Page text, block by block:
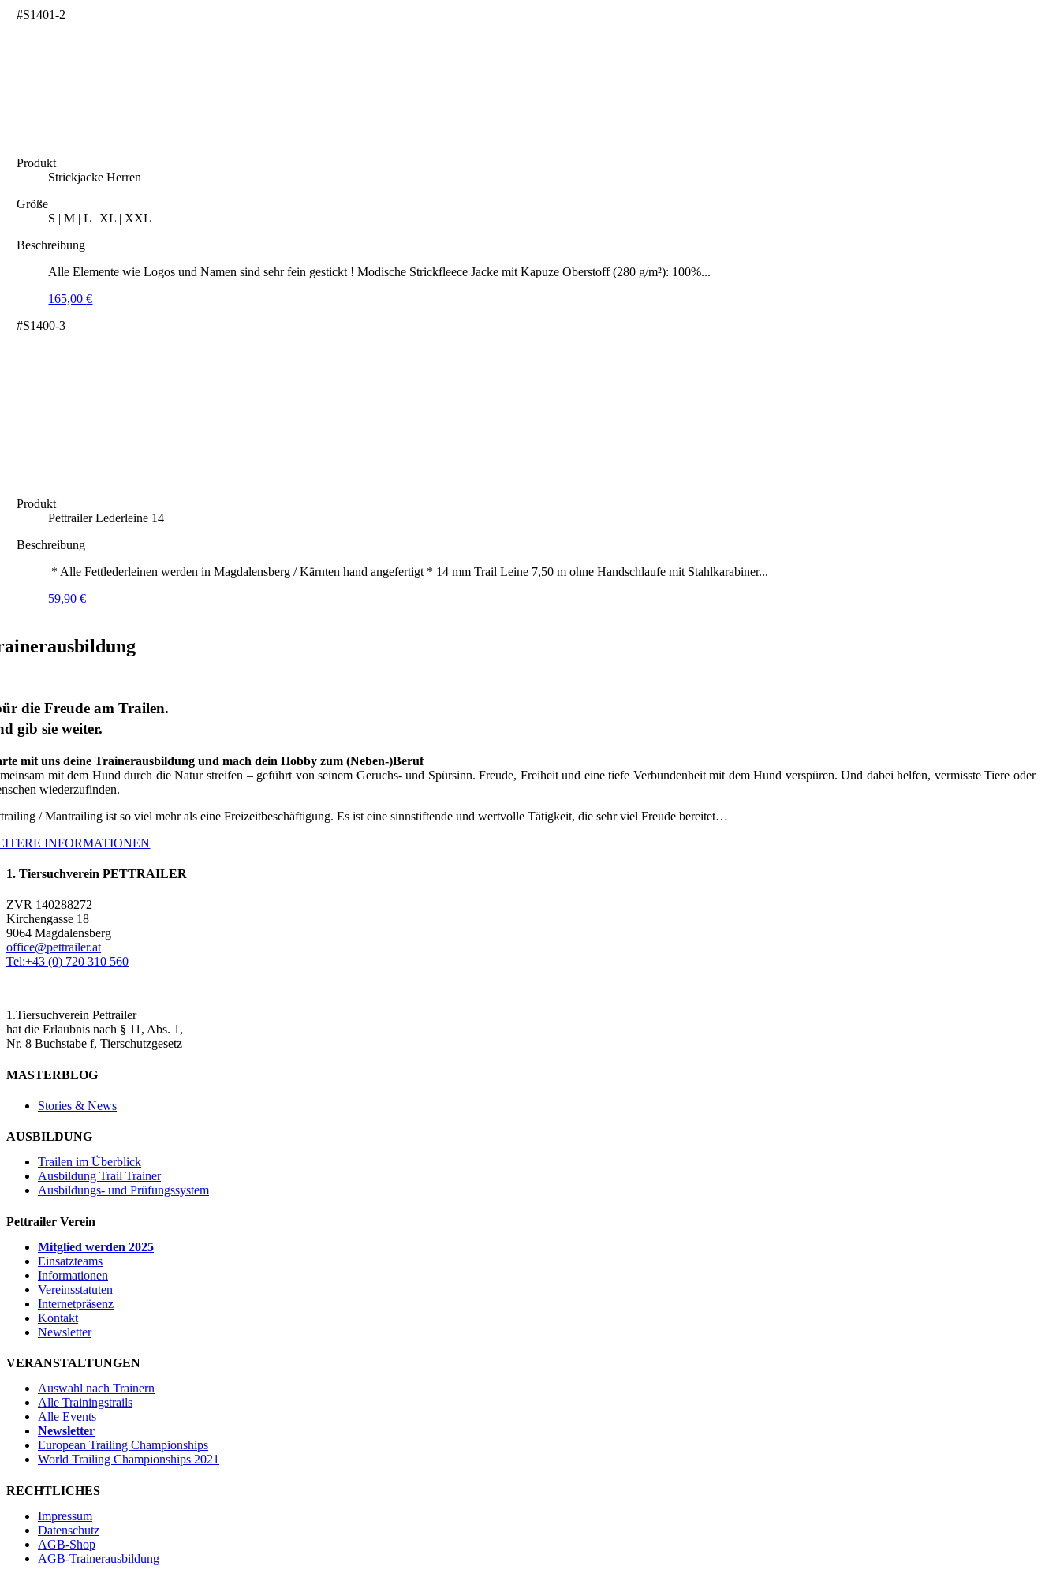
#S1401-2
Produkt
Strickjacke Herren
Größe
S | M | L | XL | XXL
Beschreibung
Alle Elemente wie Logos und Namen sind sehr fein gestickt ! Modische Strickfleece Jacke mit Kapuze Oberstoff (280 g/m²): 100%...
165,00€
#S1400-3
Produkt
Pettrailer Lederleine 14
Beschreibung
* Alle Fettlederleinen werden in Magdalensberg / Kärnten hand angefertigt * 14 mm Trail Leine 7,50 m ohne Handschlaufe mit Stahlkarabiner...
59,90€
die Freude am Trailen.
gib sie weiter.
mit uns deine Trainerausbildung und mach dein Hobby zum (Neben-)Beruf
mit dem Hund durch die Natur streifen – geführt von seinem Geruchs- und Spürsinn. Freude, Freiheit und eine tiefe Verbundenheit mit dem Hund verspüren. Und dabei helfen, vermisste Tiere oder
wiederzufinden.
/ Mantrailing ist so viel mehr als eine Freizeitbeschäftigung. Es ist eine sinnstiftende und wertvolle Tätigkeit, die sehr viel Freude bereitet…
INFORMATIONEN
1. Tiersuchverein PETTRAILER
ZVR 140288272
Kirchengasse 18
9064 Magdalensberg
office@pettrailer.at
Tel:+43 (0) 720 310 560
1.Tiersuchverein Pettrailer
hat die Erlaubnis nach § 11, Abs. 1,
Nr. 8 Buchstabe f, Tierschutzgesetz
MASTERBLOG
Stories & News
AUSBILDUNG
Trailen im Überblick
Ausbildung Trail Trainer
Ausbildungs- und Prüfungssystem
Pettrailer Verein
Mitglied werden 2025
Einsatzteams
Informationen
Vereinsstatuten
Internetpräsenz
Kontakt
Newsletter
VERANSTALTUNGEN
Auswahl nach Trainern
Alle Trainingstrails
Alle Events
Newsletter
European Trailing Championships
World Trailing Championships 2021
RECHTLICHES
Impressum
Datenschutz
AGB-Shop
AGB-Trainerausbildung